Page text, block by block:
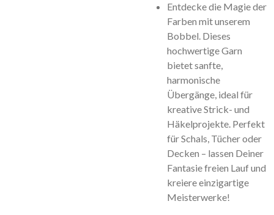
Entdecke die Magie der
Farben mit unserem
Bobbel. Dieses
hochwertige Garn
bietet sanfte,
harmonische
Übergänge, ideal für
kreative Strick- und
Häkelprojekte. Perfekt
für Schals, Tücher oder
Decken – lassen Deiner
Fantasie freien Lauf und
kreiere einzigartige
Meisterwerke!